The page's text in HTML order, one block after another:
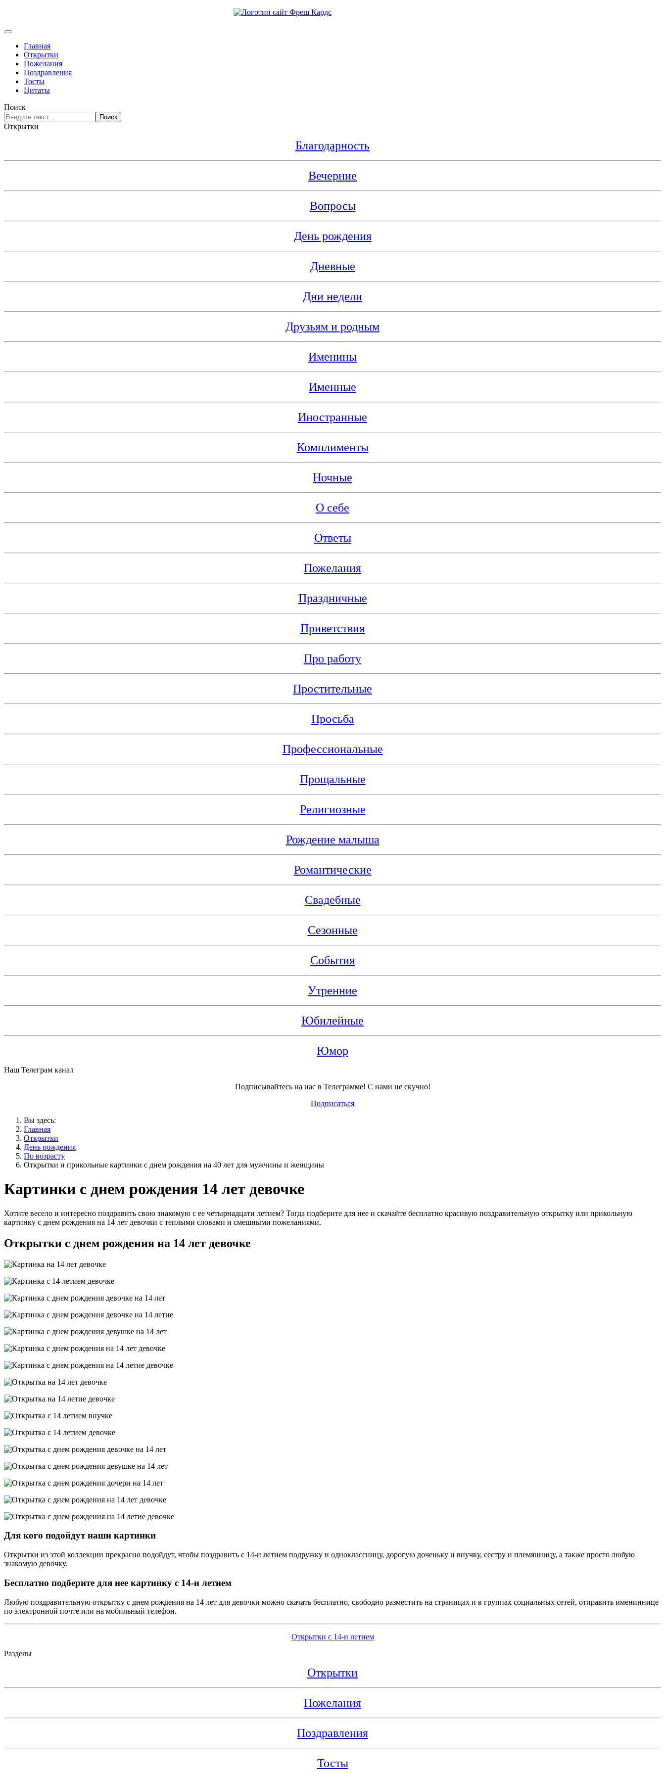
Главная
Открытки
Пожелания
Поздравления
Тосты
Цитаты
Поиск
Поиск
Открытки
Благодарность
Вечерние
Вопросы
День рождения
Дневные
Дни недели
Друзьям и родным
Именины
Именные
Иностранные
Комплименты
Ночные
О себе
Ответы
Пожелания
Праздничные
Приветствия
Про работу
Простительные
Просьба
Профессиональные
Прощальные
Религиозные
Рождение малыша
Романтические
Свадебные
Сезонные
События
Утренние
Юбилейные
Юмор
Наш Телеграм канал
Подписывайтесь на нас в Телеграмме! С нами не скучно!
Подписаться
Вы здесь:
Главная
Открытки
День рождения
По возрасту
Открытки и прикольные картинки с днем рождения на 40 лет для мужчины и женщины
Картинки с днем рождения 14 лет девочке
Хотите весело и интересно поздравить свою знакомую с ее четырнадцати летием? Тогда подберите для нее и скачайте бесплатно красивую поздравительную открытку или прикольную
картинку с днем рождения на 14 лет девочки с теплыми словами и смешными пожеланиями.
Открытки с днем рождения на 14 лет девочке
Для кого подойдут наши картинки
Открытки из этой коллекции прекрасно подойдут, чтобы поздравить с 14-и летием подружку и одноклассницу, дорогую доченьку и внучку, сестру и племянницу, а также просто любую
знакомую девочку.
Бесплатно подберите для нее картинку с 14-и летием
Любую поздравительную открытку с днем рождения на 14 лет для девочки можно скачать бесплатно, свободно разместить на страницах и в группах социальных сетей, отправить имениннице
по электронной почте или на мобильный телефон.
Открытки с 14-и летием
Разделы
Открытки
Пожелания
Поздравления
Тосты